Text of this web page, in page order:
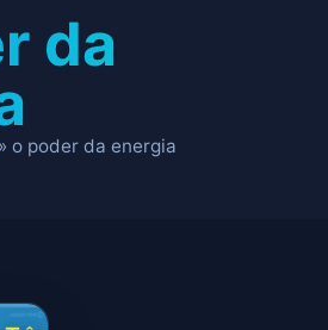
da
o poder da energia